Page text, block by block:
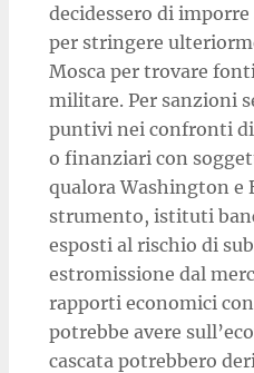
decidessero di
per stringere
Mosca per trovare
militare. Per sanzioni
puntivi nei confronti
o finanziari con
qualora Washington e
strumento, istituti
esposti al rischio di
estromissione dal
rapporti economici
potrebbe avere
cascata potrebbero